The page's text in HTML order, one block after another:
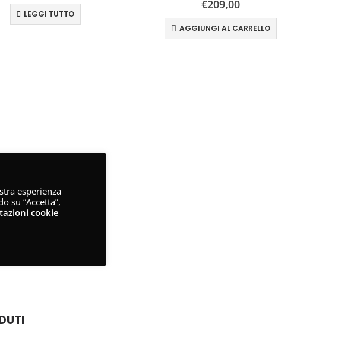
LEGGI TUTTO
€209,00
AGGIUNGI AL CARRELLO
esperienza
su “Accetta”,
cookie